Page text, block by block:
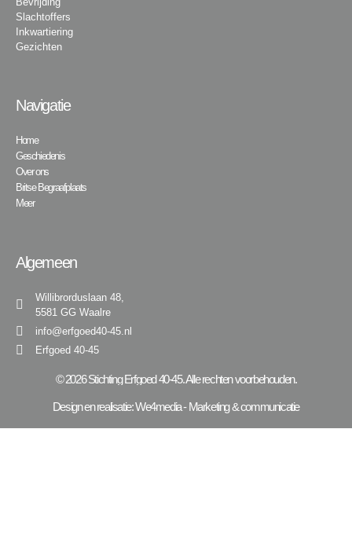
Slachtoffers
Inkwartiering
Gezichten
Navigatie
Home
Geschiedenis
Over ons
Britse Begraafplaats
Meer
Algemeen
Willibrorduslaan 48,
5581 GG Waalre
info@erfgoed40-45.nl
Erfgoed 40-45
© 2026 Stichting Erfgoed 40-45. Alle rechten voorbehouden.
Design en realisatie:We4media - Marketing & communicatie